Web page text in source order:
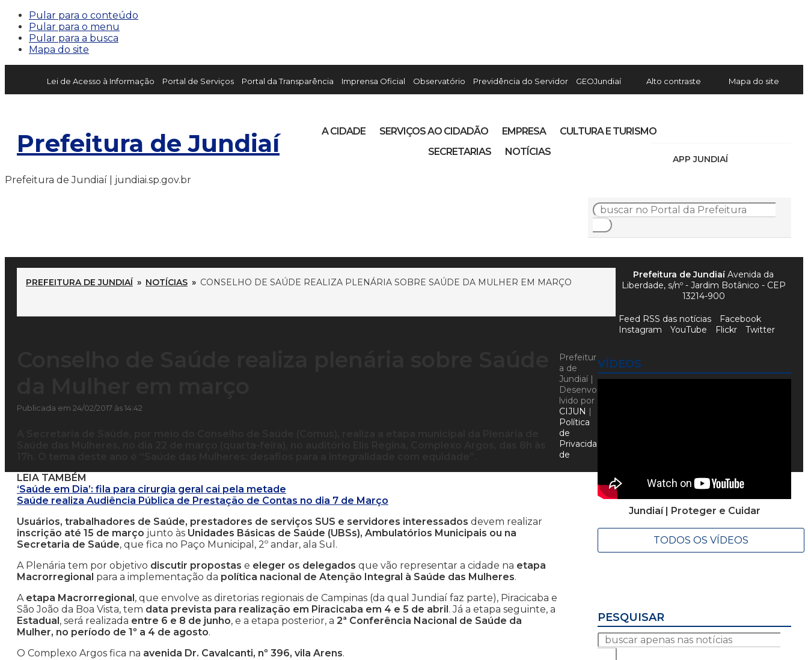
Pular para o conteúdo
Pular para o menu
Pular para a busca
Mapa do site
Lei de Acesso à Informação Portal de Serviços Portal da Transparência Imprensa Oficial Observatório Previdência do Servidor GEOJundiaí Alto contraste Mapa do site
Prefeitura de Jundiaí
APP JUNDIAÍ
A CIDADE SERVIÇOS AO CIDADÃO EMPRESA
CULTURA E TURISMO
SECRETARIAS
NOTÍCIAS
Prefeitura de Jundiaí | jundiai.sp.gov.br
PREFEITURA DE JUNDIAÍ » NOTÍCIAS » CONSELHO DE SAÚDE REALIZA PLENÁRIA SOBRE SAÚDE DA MULHER EM MARÇO
Publicada em 24/02/2017 às 14:42
LEIA TAMBÉM
‘Saúde em Dia’: fila para cirurgia geral cai pela metade
Saúde realiza Audiência Pública de Prestação de Contas no dia 7 de Março
Usuários, trabalhadores de Saúde, prestadores de serviços SUS e servidores interessados devem realizar
inscrição até 15 de março junto às Unidades Básicas de Saúde (UBSs), Ambulatórios Municipais ou na
Secretaria de Saúde, que fica no Paço Municipal, 2º andar, ala Sul.
A Plenária tem por objetivo discutir propostas e eleger os delegados que vão representar a cidade na etapa
Macrorregional para a implementação da política nacional de Atenção Integral à Saúde das Mulheres.
Aetapa Macrorregional, que envolve as diretorias regionais de Campinas (da qual Jundiaí faz parte), Piracicaba e
São João da Boa Vista, tem data prevista para realização em Piracicaba em 4 e 5 de abril. Já a etapa seguinte, a
Estadual, será realizada entre 6 e 8 de junho, e a etapa posterior, a 2ª Conferência Nacional de Saúde da
Mulher, no período de 1º a 4 de agosto.
O Complexo Argos fica na avenida Dr. Cavalcanti, nº 396, vila Arens.
VÍDEOS
Jundiaí | Proteger e Cuidar
TODOS OS VÍDEOS
PESQUISAR
Prefeitura de JundiaíAvenida da
Liberdade, s/nº - Jardim Botânico - CEP
13214-900
Feed RSS das notícias
Facebook
Instagram
YouTube Flickr Twitter
Prefeitur
a de
Jundiaí |
Desenvo
lvido por
CIJUN |
Política
de
Privacida
de